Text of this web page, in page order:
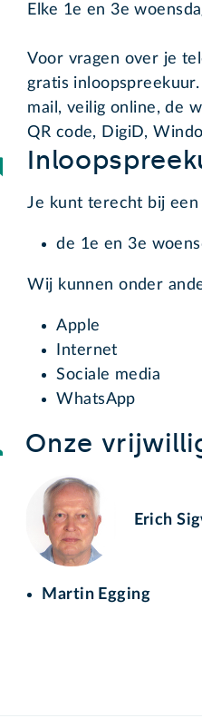
Elke 1e en 3e
Voor vragen over je
gratis
mail, veilig online, de
QR code, DigiD,
Je kunt terecht bij
de 1e en 3e
Wij kunnen onder
Apple
Internet
Sociale media
WhatsApp
Onze
Erich
Martin Egging